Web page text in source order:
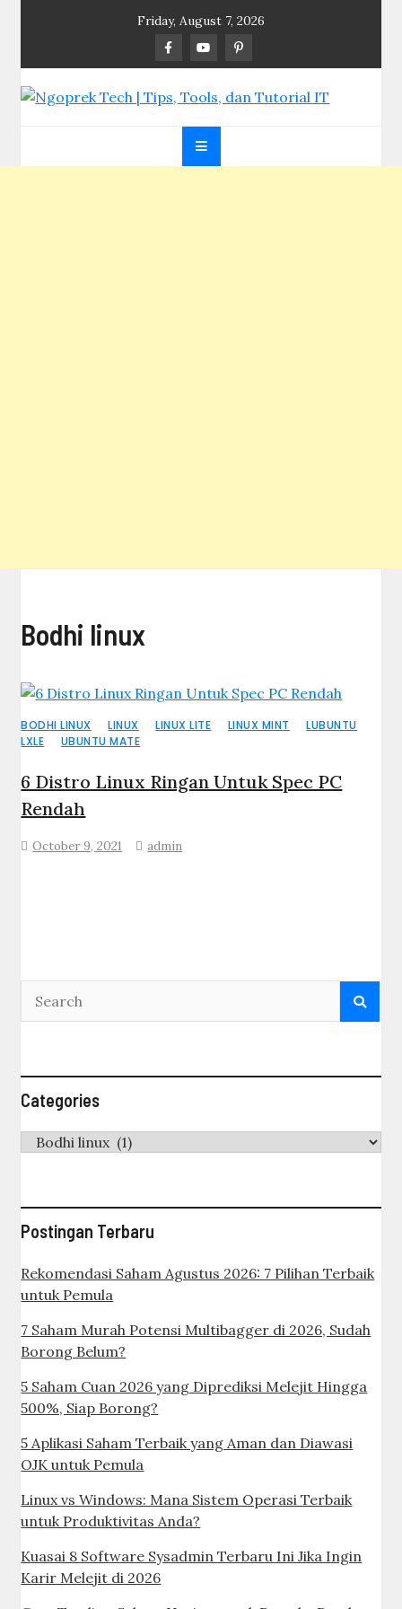
Friday, August 7, 2026
Ngoprek Tech | Tips,
Tools, dan Tutorial IT
Bodhi linux
BODHI LINUX LINUX LINUX LITE LINUX MINT
LUBUNTU
LXLE
UBUNTU MATE
6 Distro Linux Ringan Untuk Spec PC
Rendah
October 9, 2021 admin
Categories
Categories
Postingan Terbaru
Rekomendasi Saham Agustus 2026: 7 Pilihan Terbaik
untuk Pemula
7 Saham Murah Potensi Multibagger di 2026, Sudah
Borong Belum?
5 Saham Cuan 2026 yang Diprediksi Melejit Hingga
500%, Siap Borong?
5 Aplikasi Saham Terbaik yang Aman dan Diawasi
OJK untuk Pemula
Linux vs Windows: Mana Sistem Operasi Terbaik
untuk Produktivitas Anda?
Kuasai 8 Software Sysadmin Terbaru Ini Jika Ingin
Karir Melejit di 2026